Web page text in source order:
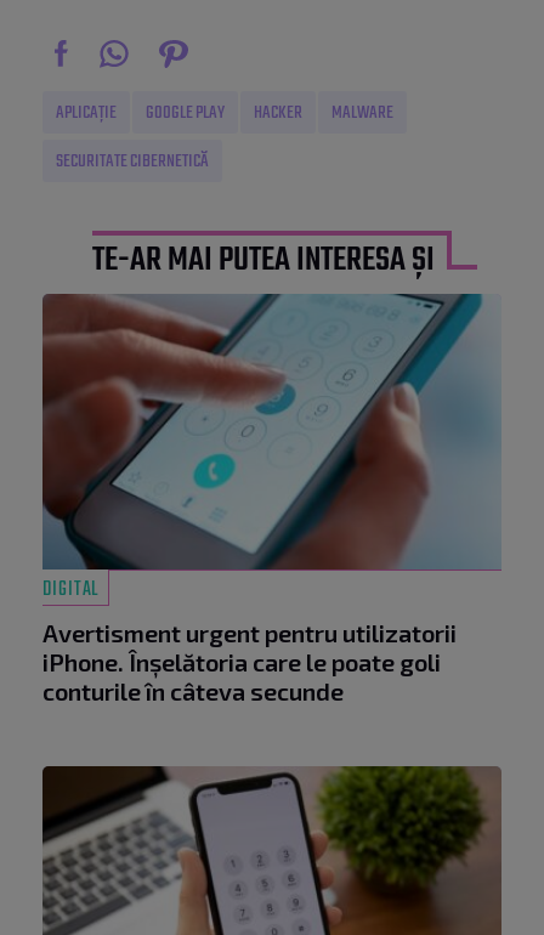
APLICAȚIE GOOGLE PLAY HACKER
MALWARE
SECURITATE CIBERNETICĂ
TE-AR MAI PUTEA INTERESA ȘI
DIGITAL
Avertisment urgent pentru utilizatorii
iPhone. Înșelătoria care le poate goli
conturile în câteva secunde